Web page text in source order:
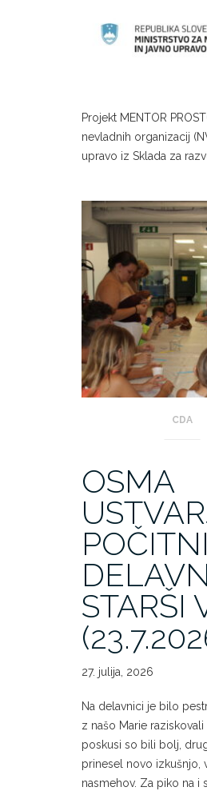
Projekt MENTOR
nevladnih organizacij
upravo iz Sklada za
CDA
OSMA
STARŠI
27. julija, 2026
Na delavnici je bilo
z našo Marie
poskusi so bili bolj,
prinesel novo izkušnjo,
nasmehov. Za piko na i